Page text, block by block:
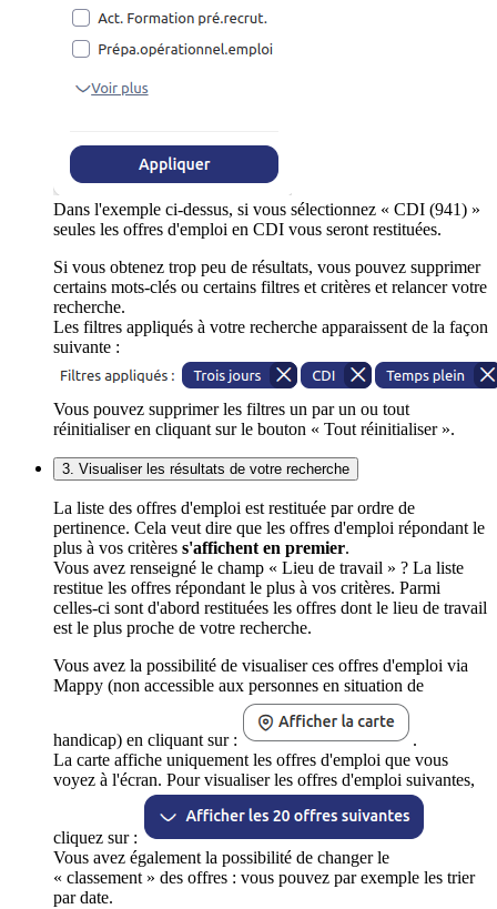
Dans l'exemple ci-dessus, si vous sélectionnez « CDI (941) »
seules les offres d'emploi en CDI vous seront restituées.
Si vous obtenez trop peu de résultats, vous pouvez supprimer
certains mots-clés ou certains filtres et critères et relancer votre
recherche.
Les filtres appliqués à votre recherche apparaissent de la façon
suivante :
Vous pouvez supprimer les filtres un par un ou tout
réinitialiser en cliquant sur le bouton « Tout réinitialiser ».
3. Visualiser les résultats de votre recherche
La liste des offres d'emploi est restituée par ordre de
pertinence. Cela veut dire que les offres d'emploi répondant le
plus à vos critères s'affichent en premier.
Vous avez renseigné le champ « Lieu de travail » ? La liste
restitue les offres répondant le plus à vos critères. Parmi
celles-ci sont d'abord restituées les offres dont le lieu de travail
est le plus proche de votre recherche.
Vous avez la possibilité de visualiser ces offres d'emploi via
Mappy (non accessible aux personnes en situation de
handicap) en cliquant sur :
.
La carte affiche uniquement les offres d'emploi que vous
voyez à l'écran. Pour visualiser les offres d'emploi suivantes,
cliquez sur :
Vous avez également la possibilité de changer le
« classement » des offres : vous pouvez par exemple les trier
par date.